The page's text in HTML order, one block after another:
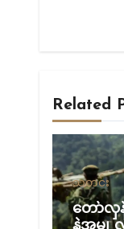
Related
သတင်း
တော်လှ